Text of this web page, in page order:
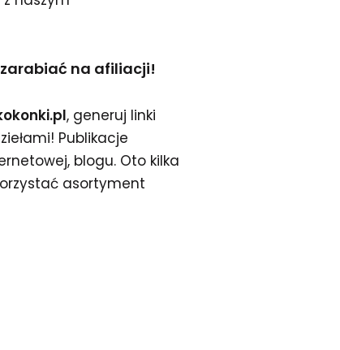
zarabiać na afiliacji!
, generuj linki
Publikacje
blogu. Oto kilka
asortyment